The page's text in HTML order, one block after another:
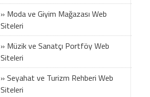
» Moda ve Giyim Mağazası Web
Siteleri
» Müzik ve Sanatçı Portföy Web
Siteleri
» Seyahat ve Turizm Rehberi Web
Siteleri